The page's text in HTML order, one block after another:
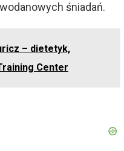
śniadań.
– dietetyk,
Center